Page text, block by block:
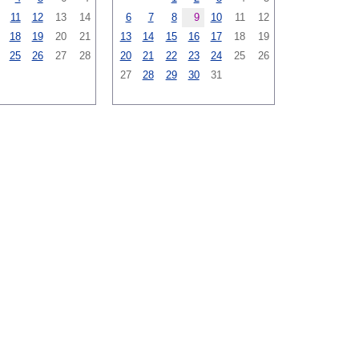
11
12 13
14
18
19 20
21
25
26 27 28
6
7 8 9 10 11
12
13
14 15 16 17 18
19
20
21 22 23 24 25
26
27
28 29 30 31